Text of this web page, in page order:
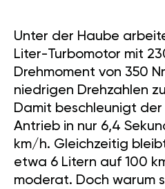
Unter der Haube
Liter-Turbomotor mit
Drehmoment von 350
niedrigen Drehzahlen
Damit beschleunigt
Antrieb in nur 6,4
km/h. Gleichzeitig
etwa 6 Litern auf 100
moderat. Doch warum